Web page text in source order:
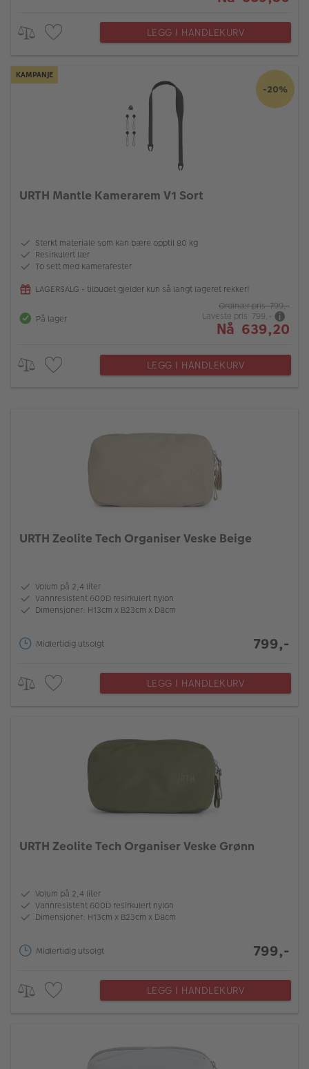
LEGG I HANDLEKURV
KAMPANJE
-20%
URTH Mantle Kamerarem V1 Sort
Sterkt materiale som kan bære opptil 80 kg
Resirkulert lær
To sett med kamerafester
LAGERSALG - tilbudet gjelder kun så langt lageret rekker!
På lager
Ordinær pris 799,-
Laveste pris 799,-
Nå 639,20
LEGG I HANDLEKURV
URTH Zeolite Tech Organiser Veske Beige
Volum på 2,4 liter
Vannresistent 600D resirkulert nylon
Dimensjoner: H13cm x B23cm x D8cm
Midlertidig utsolgt 799,-
LEGG I HANDLEKURV
URTH Zeolite Tech Organiser Veske Grønn
Volum på 2,4 liter
Vannresistent 600D resirkulert nylon
Dimensjoner: H13cm x B23cm x D8cm
Midlertidig utsolgt 799,-
LEGG I HANDLEKURV